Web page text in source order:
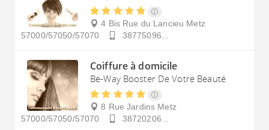
4 Bis Rue du Lancieu Metz
57000/57050/57070
38775096...
Coiffure à domicile
Be-Way Booster De Votre Beauté
8 Rue Jardins Metz
57000/57050/57070
38720206...